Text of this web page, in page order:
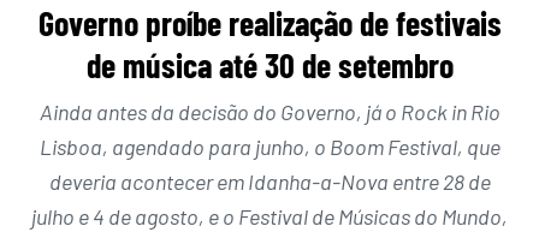
Governo proíbe realização de festivais
de música até 30 de setembro
Ainda antes da decisão do Governo, já o Rock in Rio
Lisboa, agendado para junho, o Boom Festival, que
deveria acontecer em Idanha-a-Nova entre 28 de
julho e 4 de agosto, e o Festival de Músicas do Mundo,